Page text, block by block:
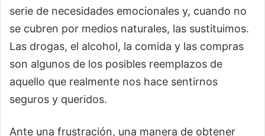
serie de necesidades emocionales y, cuando no
se cubren por medios naturales, las sustituimos.
Las drogas, el alcohol, la comida y las compras
son algunos de los posibles reemplazos de
aquello que realmente nos hace sentirnos
seguros y queridos.
Ante una frustración, una manera de obtener